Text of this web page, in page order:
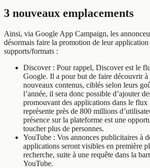
3 nouveaux emplacements
Ainsi, via Google App Campaign, les
désormais faire la promotion de leur
supports/formats :
Discover : Pour rappel, Discover est le
Google. Il a pour but de faire découvrir à
nouveaux contenus, ciblés selon leurs
l’année, il sera donc possible d’ajouter
promouvant des applications dans le
représente près de 800 millions
présence sur la plateforme est une
toucher plus de personnes.
YouTube : Vos annonces publicitaires à
applications seront visibles en première
recherche, suite à une requête dans la
YouTube.